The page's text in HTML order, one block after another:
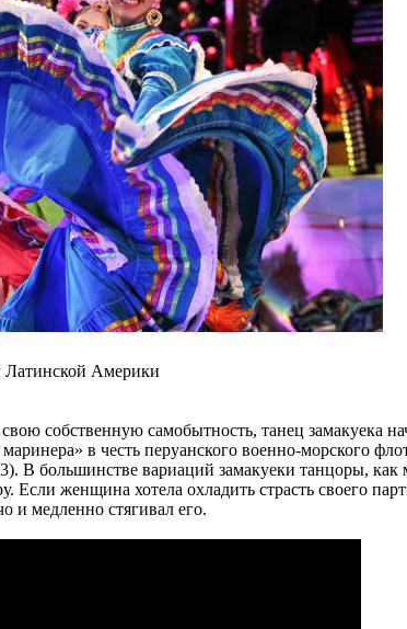
Америки
собственную самобытность, танец замакуека
в честь перуанского военно-морского
В большинстве вариаций замакуеки танцоры,
женщина хотела охладить страсть своего
и медленно стягивал его.